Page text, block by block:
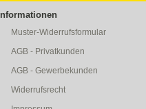
Informationen
Muster-Widerrufsformular
AGB - Privatkunden
AGB - Gewerbekunden
Widerrufsrecht